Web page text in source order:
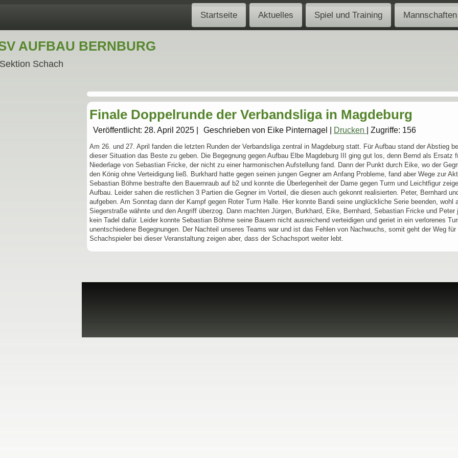
Startseite Aktuelles Spiel und Training Mannschaften
AUFBAU BERNBURG
Sektion Schach
Finale Doppelrunde der Verbandsliga in Magdeburg
Veröffentlicht: 28. April 2025 Geschrieben von Eike Pinternagel Drucken Zugriffe: 156
Am 26. und 27. April fanden die letzten Runden der Verbandsliga zentral in Magdeburg statt. Für Aufbau stand der Abstieg
dieser Situation das Beste zu geben. Die Begegnung gegen Aufbau Elbe Magdeburg III ging gut los, denn Bernd als Ersatz
Niederlage von Sebastian Fricke, der nicht zu einer harmonischen Aufstellung fand. Dann der Punkt durch Eike, wo der
den König ohne Verteidigung ließ. Burkhard hatte gegen seinen jungen Gegner am Anfang Probleme, fand aber Wege zur
Sebastian Böhme bestrafte den Bauernraub auf b2 und konnte die Überlegenheit der Dame gegen Turm und Leichtfigur
Aufbau. Leider sahen die restlichen 3 Partien die Gegner im Vorteil, die diesen auch gekonnt realisierten. Peter, Bernhard
aufgeben. Am Sonntag dann der Kampf gegen Roter Turm Halle. Hier konnte Bandi seine unglückliche Serie beenden,
Siegerstraße wähnte und den Angriff überzog. Dann machten Jürgen, Burkhard, Eike, Bernhard, Sebastian Fricke und
kein Tadel dafür. Leider konnte Sebastian Böhme seine Bauern nicht ausreichend verteidigen und geriet in ein verlorenes
unentschiedene Begegnungen. Der Nachteil unseres Teams war und ist das Fehlen von Nachwuchs, somit geht der Weg
Schachspieler bei dieser Veranstaltung zeigen aber, dass der Schachsport weiter lebt.